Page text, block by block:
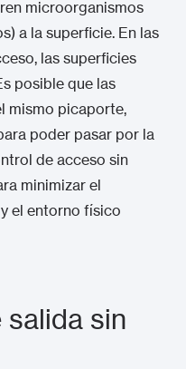
microorganismos
a la superficie. En las
las superficies
posible que las
mismo picaporte,
poder pasar por la
de acceso sin
minimizar el
el entorno físico
sin